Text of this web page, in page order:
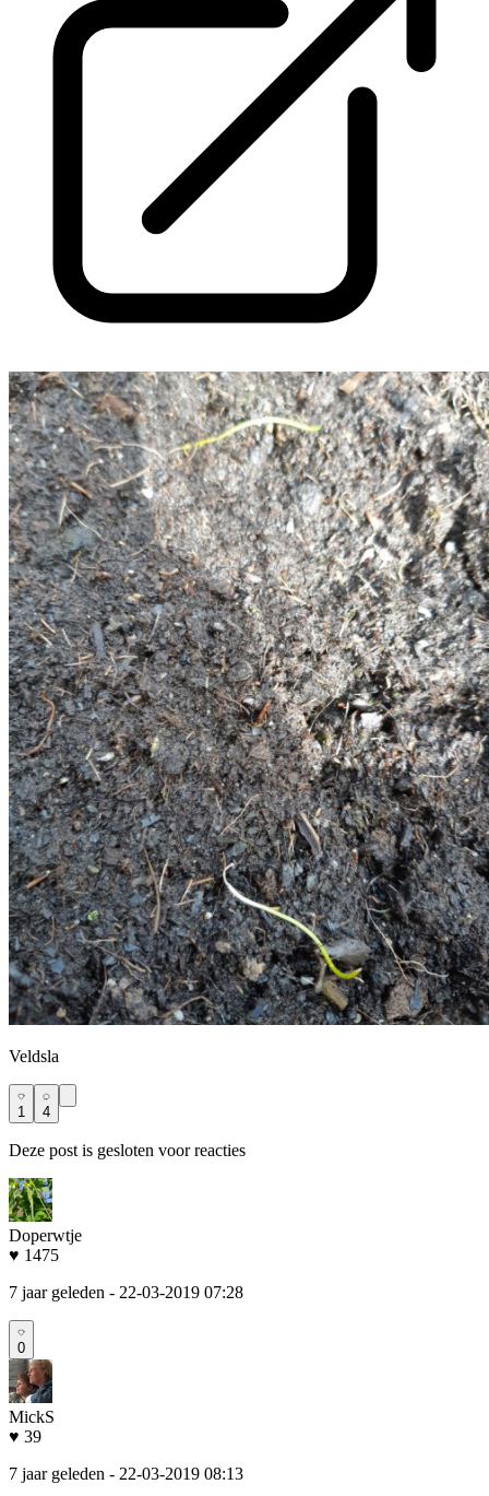
Veldsla
1 4
Deze post is gesloten voor reacties
Doperwtje
♥ 1475
7 jaar geleden - 22-03-2019 07:28
0
MickS
♥ 39
7 jaar geleden - 22-03-2019 08:13